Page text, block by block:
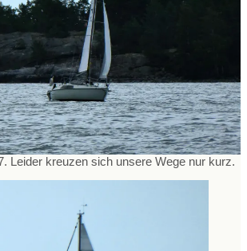
Leider kreuzen sich unsere Wege nur kurz.